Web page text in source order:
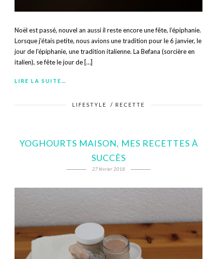
Noël est passé, nouvel an aussi il reste encore une fête, l’épiphanie.
Lorsque j’étais petite, nous avions une tradition pour le 6 janvier, le
jour de l’épiphanie, une tradition italienne. La Befana (sorcière en
italien), se fête le jour de […]
LIRE LA SUITE…
LIFESTYLE / RECETTE
YOGHOURTS MAISON, MES RECETTES À
SUCCÈS
27 février 2018